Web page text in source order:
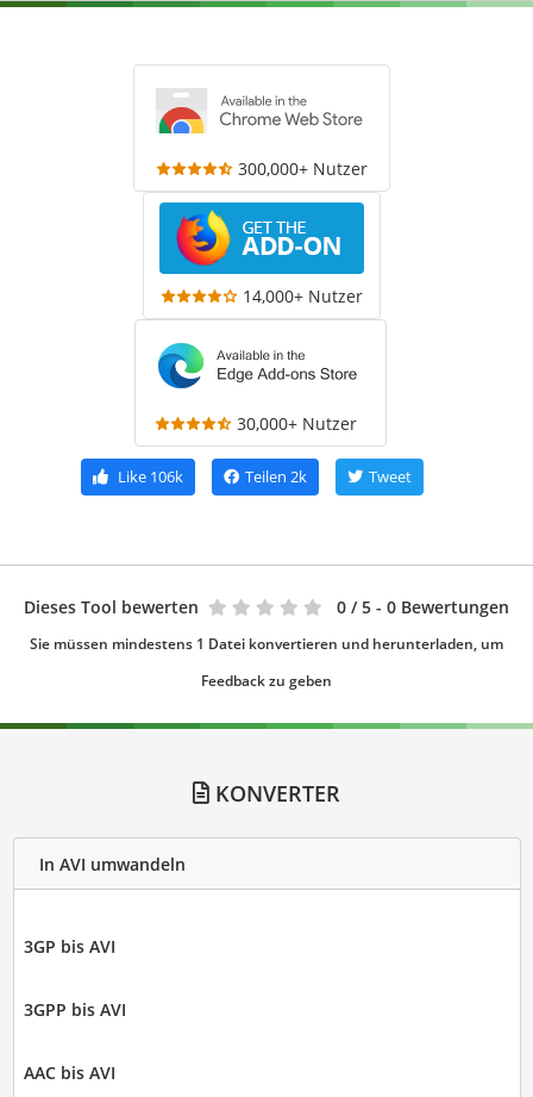
300,000+ Nutzer
14,000+ Nutzer
30,000+ Nutzer
Like 106k Teilen 2k Tweet
Dieses Tool bewerten 0 / 5 - 0 Bewertungen
Sie müssen mindestens 1 Datei konvertieren und herunterladen, um
Feedback zu geben
KONVERTER
In AVI umwandeln
3GP bis AVI
3GPP bis AVI
AAC bis AVI